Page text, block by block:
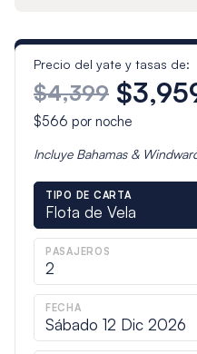
Precio del yate y tasas de:
$4,399
$566 por noche
Incluye Bahamas &
TIPO DE CARTA
Flota de Vela
PASAJEROS
2
FECHA
Sábado 12 Dic 2026